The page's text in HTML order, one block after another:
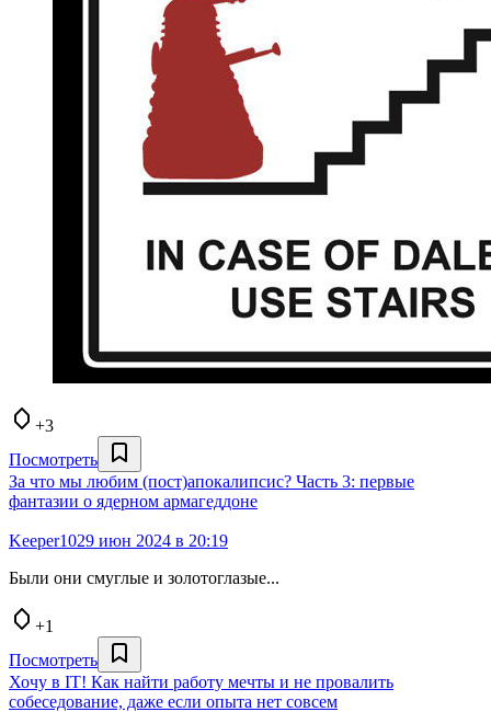
+3
Посмотреть
За что мы любим (пост)апокалипсис? Часть 3: первые
фантазии о ядерном армагеддоне
Keeper1029 июн 2024 в 20:19
Были они смуглые и золотоглазые...
+1
Посмотреть
Хочу в IT! Как найти работу мечты и не провалить
собеседование, даже если опыта нет совсем